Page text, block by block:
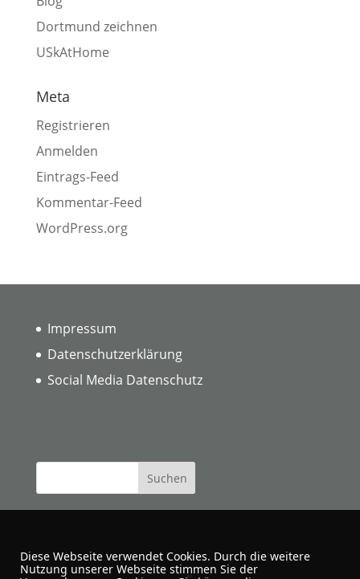
Dortmund zeichnen
USkAtHome
Meta
Registrieren
Anmelden
Eintrags-Feed
Kommentar-Feed
WordPress.org
Impressum
Datenschutzerklärung
Social Media Datenschutz
Diese Webseite verwendet Cookies. Durch die weitere
Nutzung unserer Webseite stimmen Sie der